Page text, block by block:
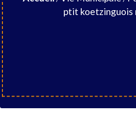
ptit koetzinguois